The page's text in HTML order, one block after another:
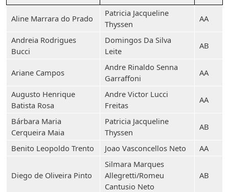
Aline Marrara do Prado
Patricia Jacqueline
Thyssen
AA
Andreia Rodrigues
Bucci
Domingos Da Silva
Leite
AB
Ariane Campos
Andre Rinaldo Senna
Garraffoni
AA
Augusto Henrique
Batista Rosa
Andre Victor Lucci
Freitas
AA
Bárbara Maria
Cerqueira Maia
Patricia Jacqueline
Thyssen
AB
Benito Leopoldo Trento Joao Vasconcellos Neto AA
Diego de Oliveira Pinto
Silmara Marques
Allegretti/Romeu
Cantusio Neto
AB